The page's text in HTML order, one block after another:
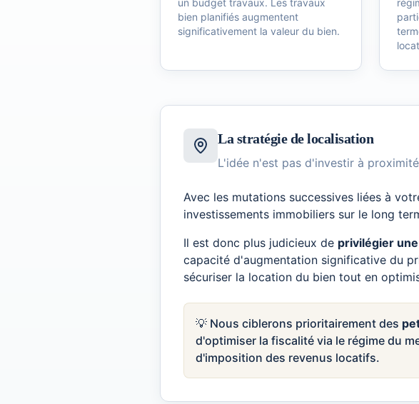
un budget travaux. Les travaux
bien planifiés augmentent
significativement la valeur du bien.
La stratégie de localisation
L'idée n'est pas d'investir à
Avec les mutations successives liées à
investissements immobiliers sur le long
Il est donc plus judicieux de privilégier
capacité d'augmentation significative du
sécuriser la location du bien tout en
💡 Nous ciblerons prioritairement des
d'optimiser la fiscalité via le régime du
d'imposition des revenus locatifs.